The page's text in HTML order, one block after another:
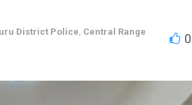
District Police Central Range
0